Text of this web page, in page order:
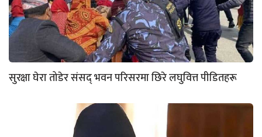
सुरक्षा घेरा तोडेर संसद् भवन परिसरमा छिरे लघुवित्त पीडितहरू